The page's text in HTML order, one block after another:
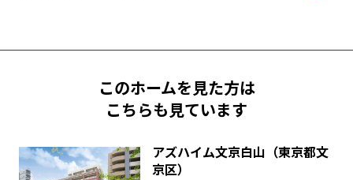
このホームを見た方は
こちらも見ています
アズハイム文京白山（東京都文
京区）